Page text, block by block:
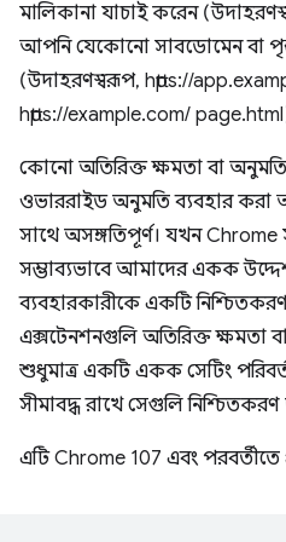
মালিকানা যাচাই করেন
আপনি যেকোনো সাবডোমেন বা
(উদাহরণস্বরূপ, https://
https://example.com/
কোনো অতিরিক্ত ক্ষমতা বা
ওভাররাইড অনুমতি ব্যবহার করা
সাথে অসঙ্গতিপূর্ণ। যখন
সম্ভাব্যভাবে আমাদের একক
ব্যবহারকারীকে একটি
এক্সটেনশনগুলি অতিরিক্ত ক্ষমতা
শুধুমাত্র একটি একক সেটিং
সীমাবদ্ধ রাখে সেগুলি
এটি Chrome 107 এবং পরবর্তীতে